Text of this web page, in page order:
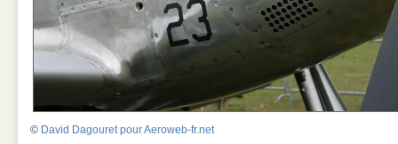
© David Dagouret pour Aeroweb-fr.net